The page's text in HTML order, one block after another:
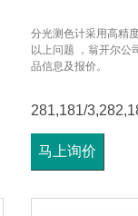
分光测色计采用高精
以上问题 ，翁开尔公
品信息及报价。
281,181/
马上询价